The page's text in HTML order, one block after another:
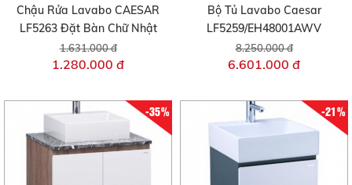
Chậu Rửa Lavabo CAESAR
LF5263 Đặt Bàn Chữ Nhật
1.631.000 đ
1.280.000 đ
Bộ Tủ Lavabo Caesar
LF5259/EH48001AWV
8.250.000 đ
6.601.000 đ
-35% -21%